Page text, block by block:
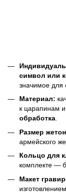
символ или
значимое для
Материал:
к царапинам
обработка.
Размер
армейского
Кольцо для
комплекте —
Макет
изготовлением.